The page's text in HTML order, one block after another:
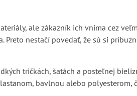
ale zákazník ich vníma cez
nestačí povedať, že sú si
tričkách, šatách a posteľnej
bavlnou alebo polyesterom,